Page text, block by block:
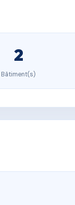
2
Bâtiment(s)